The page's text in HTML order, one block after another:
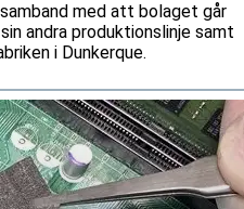
med att bolaget går
andra produktionslinje samt
i Dunkerque.